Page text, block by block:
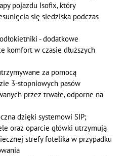
pojazdu Isofix, który
się siedziska podczas
- dodatkowe
komfort w czasie dłuższych
za pomocą
3-stopniowych pasów
przez trwałe, odporne na
dzięki systemowi SIP;
oraz oparcie główki utrzymują
strefy fotelika w przypadku